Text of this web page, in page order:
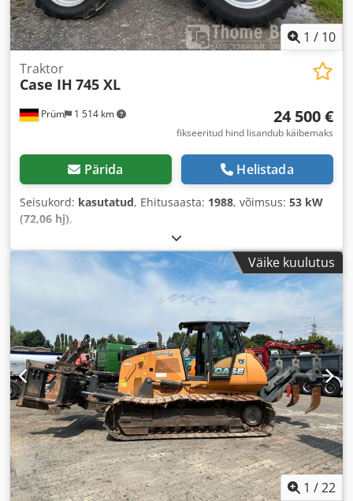
1 / 10
Prüm 1 514 km
Traktor
Case IH 745 XL
24 500 €
fikseeritud hind lisandub käibemaks
Pärida Helistada
Seisukord: kasutatud, Ehitusaasta: 1988, võimsus: 53 kW
(72,06 hj),
Väike kuulutus
1 /22